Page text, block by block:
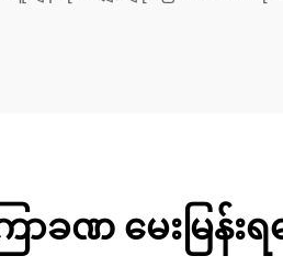
ဏ မေးမြန်းရသ